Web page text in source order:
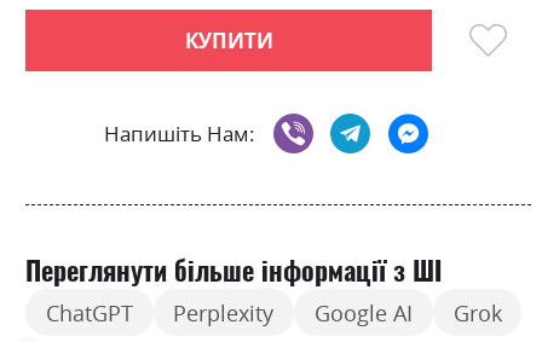
КУПИТИ
Напишіть Нам:
Переглянути більше інформації з ШІ
ChatGPT Perplexity Google AI Grok